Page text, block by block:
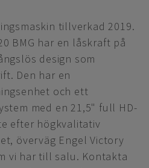
tillverkad 2019.
BMG har en låskraft på
design som
Den har en
och ett
med en 21,5" full HD-
efter högkvalitativ
överväg Engel Victory
vi har till salu. Kontakta